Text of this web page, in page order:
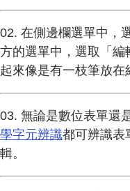
02. 在側邊欄選單中，
方的選單中，選取「
起來像是有一枝筆放在
03. 無論是數位表單還
學字元辨識都可辨識表
輯。